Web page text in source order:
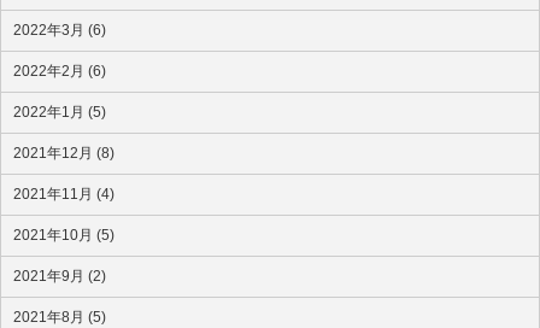
2022年3月 (6)
2022年2月 (6)
2022年1月 (5)
2021年12月 (8)
2021年11月 (4)
2021年10月 (5)
2021年9月 (2)
2021年8月 (5)